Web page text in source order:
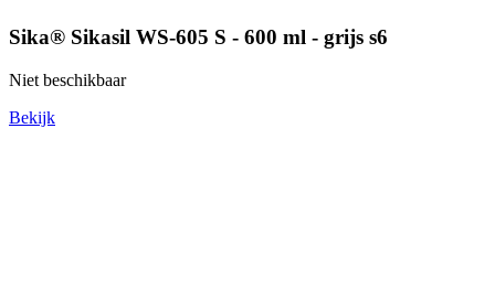
Sika® Sikasil WS-605 S - 600 ml - grijs s6
Niet beschikbaar
Bekijk